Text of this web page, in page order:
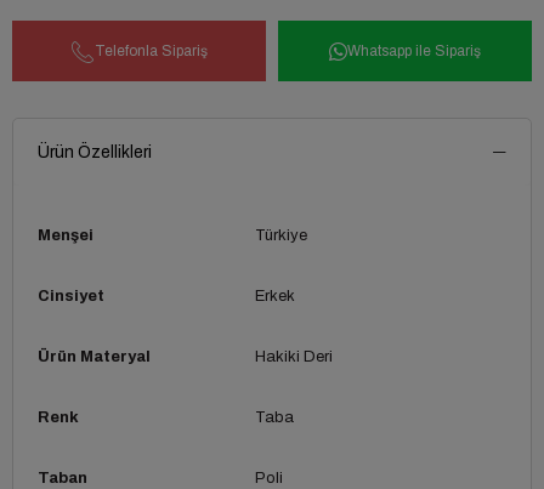
Telefonla Sipariş Whatsapp ile Sipariş
Ürün Özellikleri
Menşei Türkiye
Cinsiyet Erkek
Ürün Materyal Hakiki Deri
Renk Taba
Taban Poli